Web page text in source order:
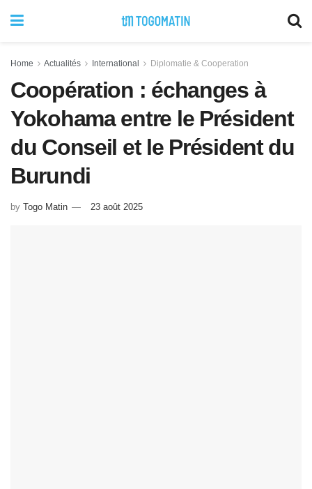
Home Actualités International Diplomatie & Cooperation
Coopération : échanges à
Yokohama entre le Président
du Conseil et le Président du
Burundi
by Togo Matin 23 août 2025